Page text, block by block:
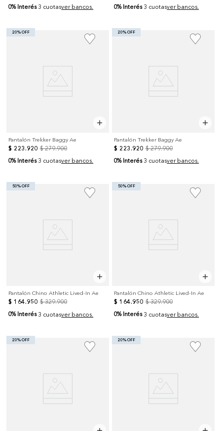
0% Interés 3 cuotasver bancos.
0% Interés 3 cuotasver bancos.
20% OFF
Pantalón Trekker Baggy Ae
$ 223.920 $ 279.900
0% Interés 3 cuotasver bancos.
20% OFF
Pantalón Trekker Baggy Ae
$ 223.920 $ 279.900
0% Interés 3 cuotasver bancos.
50% OFF
Pantalón Chino Athletic Lived-In Ae
$ 164.950 $ 329.900
0% Interés 3 cuotasver bancos.
50% OFF
Pantalón Chino Athletic Lived-In Ae
$ 164.950 $ 329.900
0% Interés 3 cuotasver bancos.
20% OFF 20% OFF